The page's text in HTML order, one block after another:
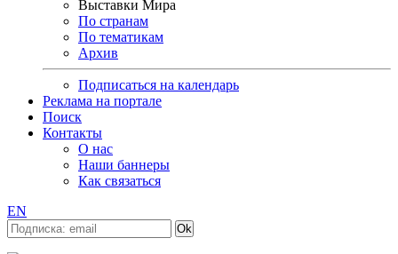
Выставки Мира
По странам
По тематикам
Архив
Подписаться на календарь
Реклама на портале
Поиск
Контакты
О нас
Наши баннеры
Как связаться
EN